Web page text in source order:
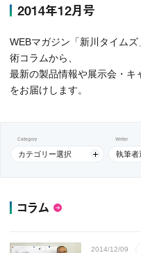
2014年12月号
WEBマガジン「新川タイム
術コラムから、
最新の製品情報や展示会・キ
をお届けします。
Category
カテゴリー選択
Writer
執筆者
コラム
2014/12/09